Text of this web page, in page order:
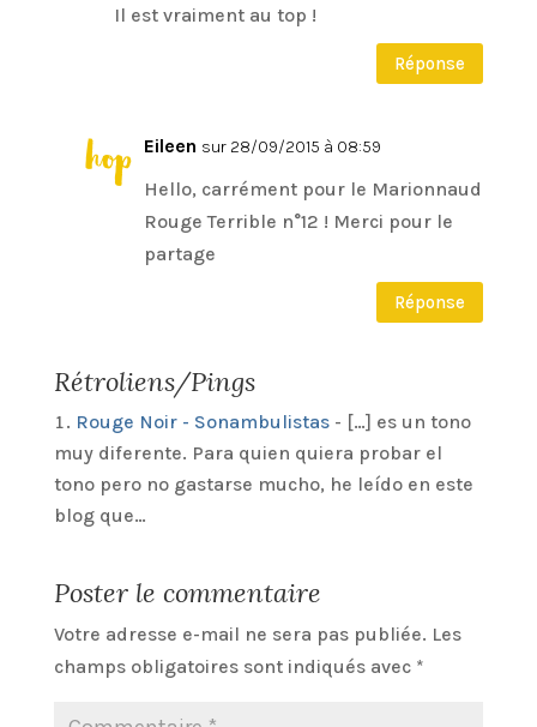
Il est vraiment au top !
Réponse
Eileen sur 28/09/2015 à 08:59
Hello, carrément pour le Marionnaud
Rouge Terrible n°12 ! Merci pour le
partage
Réponse
Rétroliens/Pings
Rouge Noir - Sonambulistas- […] es un tono
muy diferente. Para quien quiera probar el
tono pero no gastarse mucho, he leído en este
blog que…
Poster le commentaire
Votre adresse e-mail ne sera pas publiée. Les
champs obligatoires sont indiqués avec *